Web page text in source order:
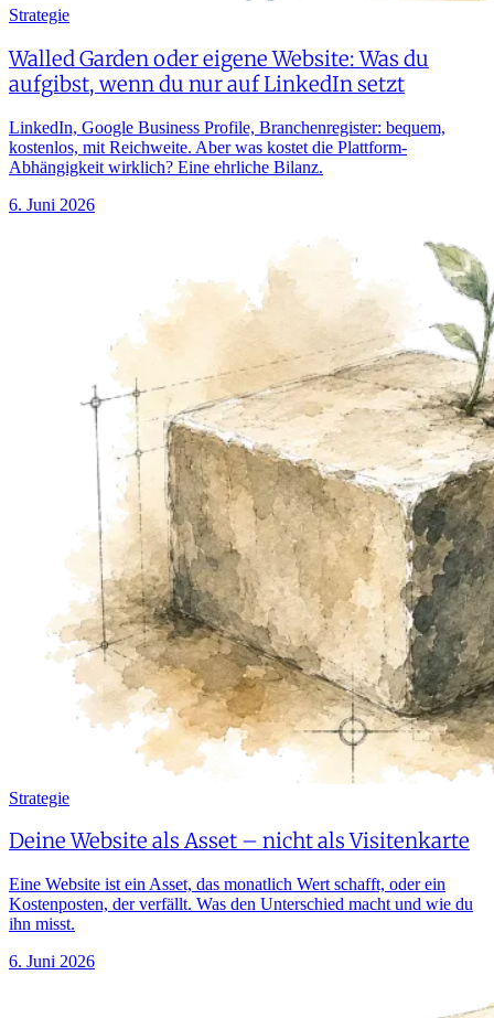
Strategie
Walled Garden oder eigene Website: Was du
aufgibst, wenn du nur auf LinkedIn setzt
LinkedIn, Google Business Profile, Branchenregister: bequem,
kostenlos, mit Reichweite. Aber was kostet die Plattform-
Abhängigkeit wirklich? Eine ehrliche Bilanz.
6. Juni 2026
Strategie
Deine Website als Asset – nicht als Visitenkarte
Eine Website ist ein Asset, das monatlich Wert schafft, oder ein
Kostenposten, der verfällt. Was den Unterschied macht und wie du
ihn misst.
6. Juni 2026